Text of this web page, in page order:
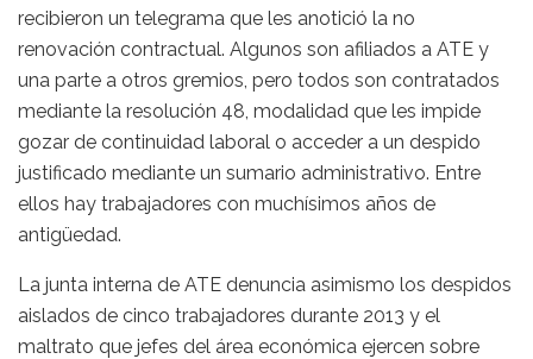
recibieron un telegrama que les anotició la no
renovación contractual. Algunos son afiliados a ATE y
una parte a otros gremios, pero todos son contratados
mediante la resolución 48, modalidad que les impide
gozar de continuidad laboral o acceder a un despido
justificado mediante un sumario administrativo. Entre
ellos hay trabajadores con muchísimos años de
antigüedad.
La junta interna de ATE denuncia asimismo los despidos
aislados de cinco trabajadores durante 2013 y el
maltrato que jefes del área económica ejercen sobre